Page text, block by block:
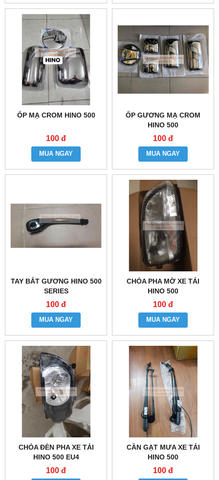
ỐP MẠ CROM HINO 500
100 đ
MUA NGAY
ỐP GƯƠNG MẠ CROM
HINO 500
100 đ
MUA NGAY
TAY BẮT GƯƠNG HINO 500
SERIES
100 đ
MUA NGAY
CHÓA PHA MỜ XE TẢI
HINO 500
100 đ
MUA NGAY
CHÓA ĐÈN PHA XE TẢI
HINO 500 EU4
100 đ
CẦN GẠT MƯA XE TẢI
HINO 500
100 đ